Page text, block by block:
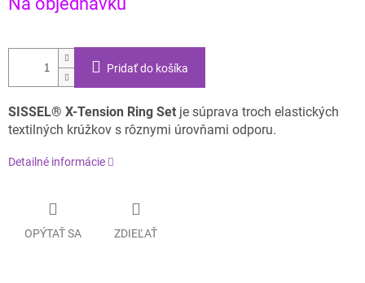
cena:
Pridať do košíka
SISSEL® X-Tension Ring Set je súprava troch elastických
textilných krúžkov s rôznymi úrovňami odporu.
Detailné informácie
OPÝTAŤ SA ZDIEĽAŤ